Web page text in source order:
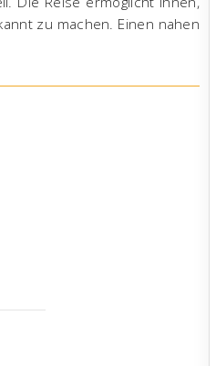
zu machen. Einen nahen